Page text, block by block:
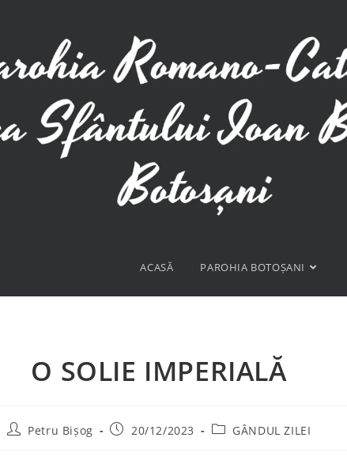
ACASĂ PAROHIA BOTOȘANI
O SOLIE IMPERIALĂ
Petru Bișog 20/12/2023 GÂNDUL ZILEI